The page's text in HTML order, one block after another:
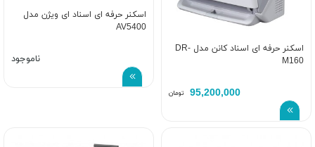
اسکنر حرفه ای اسناد کانن مدل DR-
M160
95,200,000 تومان
اسکنر حرفه ای اسناد ای ویژن مدل
AV5400
ناموجود